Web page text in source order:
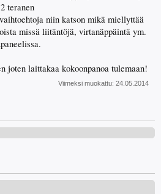
teranen
niin katson mikä miellyttää
missä liitäntöjä, virtanäppäintä ym.
joten laittakaa kokoonpanoa tulemaan!
Viimeksi muokattu: 24.05.2014